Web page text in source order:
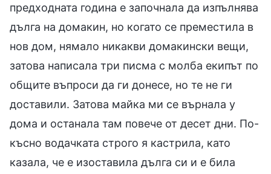
предходната година е започнала да изпълнява
дълга на домакин, но когато се преместила в
нов дом, нямало никакви домакински вещи,
затова написала три писма с молба екипът по
общите въпроси да ги донесе, но те не ги
доставили. Затова майка ми се върнала у
дома и останала там повече от десет дни. По-
късно водачката строго я кастрила, като
казала, че е изоставила дълга си и е била